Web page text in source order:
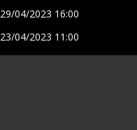
29/04/2023 16:00
23/04/2023 11:00